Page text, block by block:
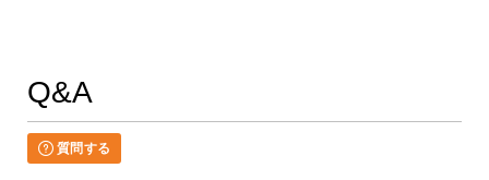
Q&A
質問する